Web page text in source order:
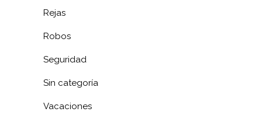
Rejas
Robos
Seguridad
Sin categoría
Vacaciones